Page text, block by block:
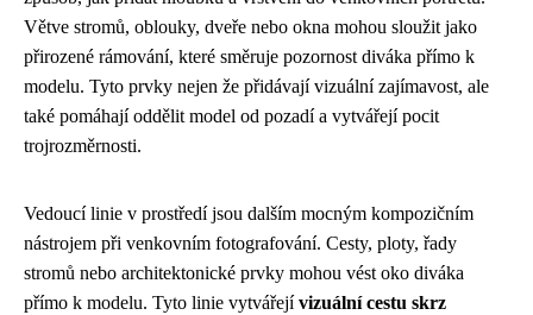
Větve stromů, oblouky, dveře nebo okna mohou sloužit jako
přirozené rámování, které směruje pozornost diváka přímo k
modelu. Tyto prvky nejen že přidávají vizuální zajímavost, ale
také pomáhají oddělit model od pozadí a vytvářejí pocit
trojrozměrnosti.
Vedoucí linie v prostředí jsou dalším mocným kompozičním
nástrojem při venkovním fotografování. Cesty, ploty, řady
stromů nebo architektonické prvky mohou vést oko diváka
přímo k modelu. Tyto linie vytvářejí vizuální cestu skrz